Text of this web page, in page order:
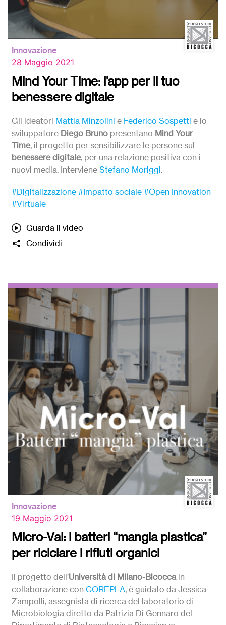
Innovazione
28 Maggio 2021
Mind Your Time: l’app per il tuo
benessere digitale
Gli ideatori Mattia Minzolini e Federico Sospetti e lo
sviluppatore Diego Bruno presentano Mind Your
Time, il progetto per sensibilizzare le persone sul
benessere digitale, per una relazione positiva con i
nuovi media. Interviene Stefano Moriggi.
#Digitalizzazione #Impatto sociale #Open Innovation
#Virtuale
Guarda il video
Condividi
Innovazione
19 Maggio 2021
Micro-Val: i batteri “mangia plastica”
per riciclare i rifiuti organici
Il progetto dell’Università di Milano-Bicoccain
collaborazione con COREPLA, è guidato da Jessica
Zampolli, assegnista di ricerca del laboratorio di
Microbiologia diretto da Patrizia Di Gennaro del